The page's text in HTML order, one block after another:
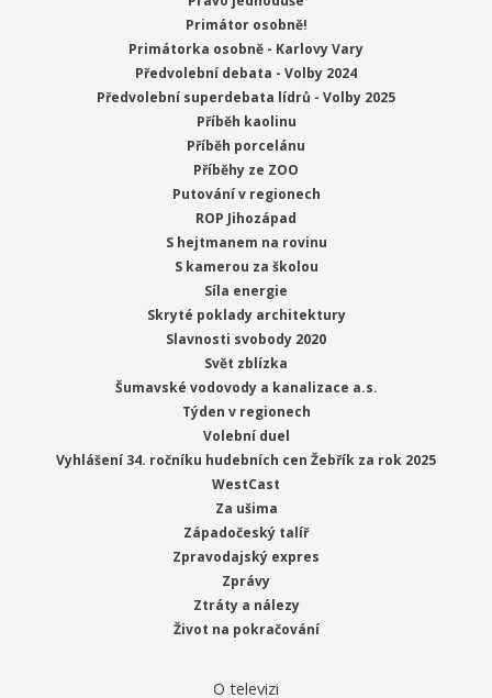
Primátor osobně!
Primátorka osobně - Karlovy Vary
Předvolební debata - Volby 2024
Předvolební superdebata lídrů - Volby 2025
Příběh kaolinu
Příběh porcelánu
Příběhy ze ZOO
Putování v regionech
ROP Jihozápad
S hejtmanem na rovinu
S kamerou za školou
Síla energie
Skryté poklady architektury
Slavnosti svobody 2020
Svět zblízka
Šumavské vodovody a kanalizace a.s.
Týden v regionech
Volební duel
Vyhlášení 34. ročníku hudebních cen Žebřík za rok 2025
WestCast
Za ušima
Západočeský talíř
Zpravodajský expres
Zprávy
Ztráty a nálezy
Život na pokračování
O televizi